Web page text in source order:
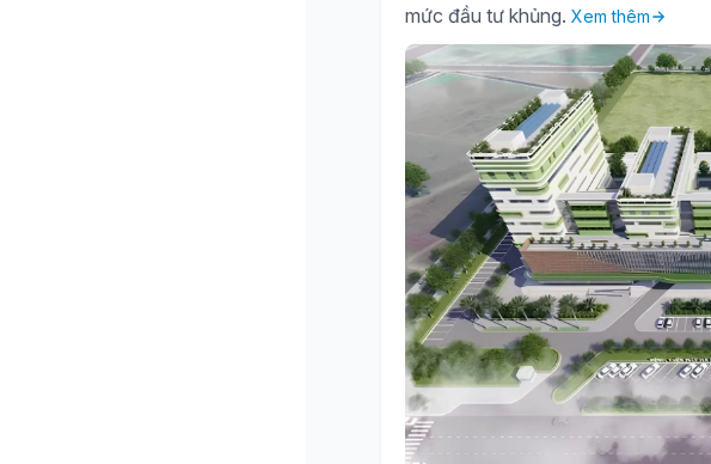
mức đầu tư khủng. Xem thêm